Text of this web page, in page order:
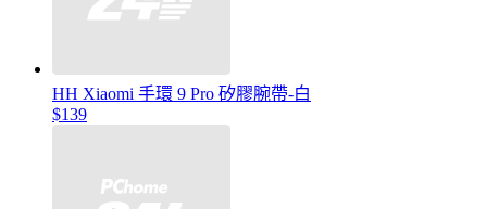
HH Xiaomi 手環 9 Pro 矽膠腕帶-白
$139